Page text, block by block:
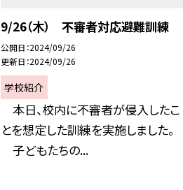
9/26（木） 不審者対応避難訓練
公開日 2024/09/26
更新日 2024/09/26
学校紹介
本日、校内に不審者が侵入したこ
とを想定した訓練を実施しました。
子どもたちの...